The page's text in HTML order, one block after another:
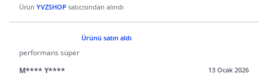
Ürün YVZSHOP satıcısından alındı
Ürünü satın aldı
performans süper
M**** Y****
13 Ocak 2026